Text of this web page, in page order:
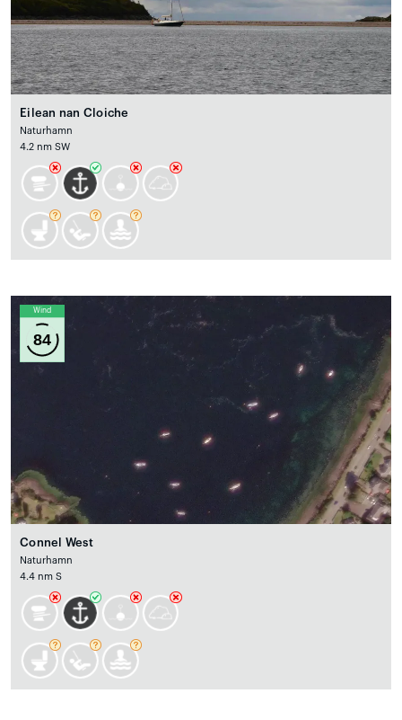
Eilean nan Cloiche
Naturhamn
4.2 nm SW
Wind
84
Connel West
Naturhamn
4.4 nm S